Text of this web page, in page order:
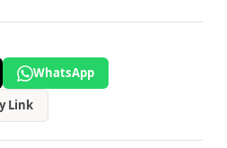
WhatsApp
Link